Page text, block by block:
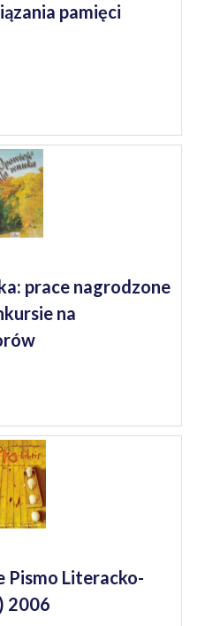
pamięci
prace nagrodzone
na
Pismo Literacko-
2006